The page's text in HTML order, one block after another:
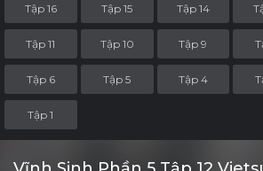
Tập 16 Tập 15 Tập 14
Tập 11 Tập 10 Tập 9
Tập 6 Tập 5 Tập 4
Tập 1